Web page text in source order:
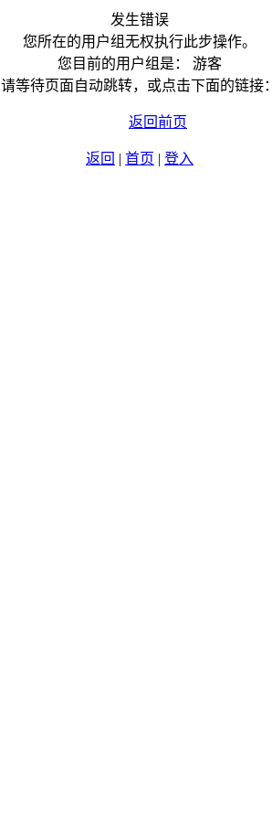
发生错误
您所在的用户组无权执行此步操作。
您目前的用户组是： 游客
请等待页面自动跳转，或点击下面的链接：
返回前页
返回 | 首页 | 登入